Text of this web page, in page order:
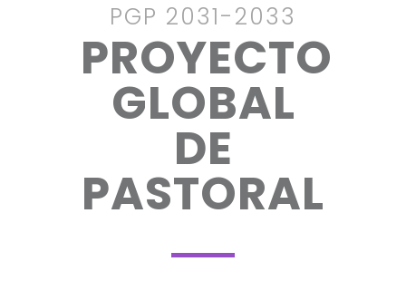
PGP 2031-2033
PROYECTO
GLOBAL
DE
PASTORAL